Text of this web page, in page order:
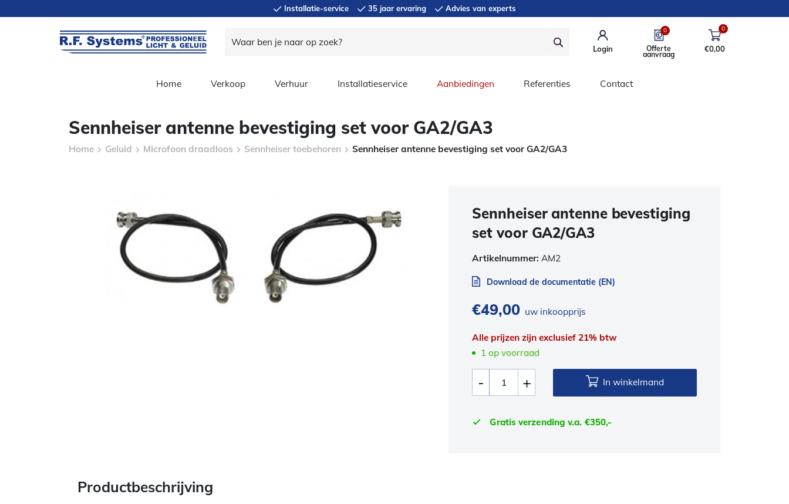
Installatie-service 35 jaar ervaring Advies van experts
Login
0
Offerte
aanvraag
0
€0,00
Home Verkoop Verhuur Installatieservice Aanbiedingen Referenties Contact
Sennheiser antenne bevestiging set voor GA2/GA3
Home Geluid Microfoon draadloos Sennheiser toebehoren Sennheiser antenne bevestiging set voor GA2/GA3
Sennheiser antenne bevestiging
set voor GA2/GA3
Artikelnummer:AM2
Download de documentatie (EN)
€49,00 uw inkoopprijs
Alle prijzen zijn exclusief 21% btw
1 op voorraad
In winkelmand
Gratis verzending v.a. €350,-
Productbeschrijving